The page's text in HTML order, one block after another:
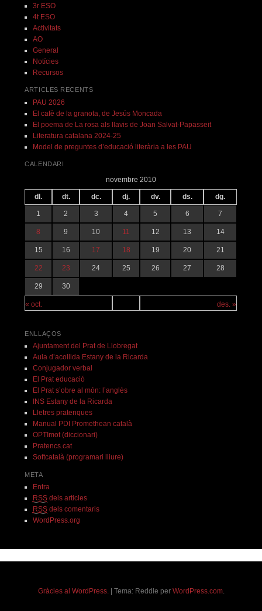
3r ESO
4t ESO
Activitats
AO
General
Notícies
Recursos
ARTICLES RECENTS
PAU 2026
El cafè de la granota, de Jesús Moncada
El poema de La rosa als llavis de Joan Salvat-Papasseit
Literatura catalana 2024-25
Model de preguntes d’educació literària a les PAU
CALENDARI
novembre 2010
dl. dt. dc. dj. dv. ds. dg.
« oct. des. »
1 2 3 4 5 6 7
8 9 10 11 12 13 14
15 16 17 18 19 20 21
22 23 24 25 26 27 28
29 30
ENLLAÇOS
Ajuntament del Prat de Llobregat
Aula d’acollida Estany de la Ricarda
Conjugador verbal
El Prat educació
El Prat s’obre al món: l’anglès
INS Estany de la Ricarda
Lletres pratenques
Manual PDI Promethean català
OPTImot (diccionari)
Pratencs.cat
Softcatalà (programari lliure)
META
Entra
RSSdels articles
RSSdels comentaris
WordPress.org
Gràcies al WordPress. Tema: Reddle per WordPress.com.